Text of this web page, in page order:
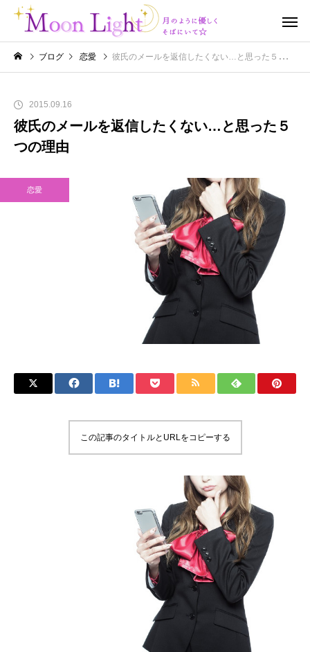
ブログ 恋愛 彼氏のメールを返信したくない…と思った５つの理由
2015.09.16
彼氏のメールを返信したくない…と思った５
つの理由
恋愛
この記事のタイトルとURLをコピーする